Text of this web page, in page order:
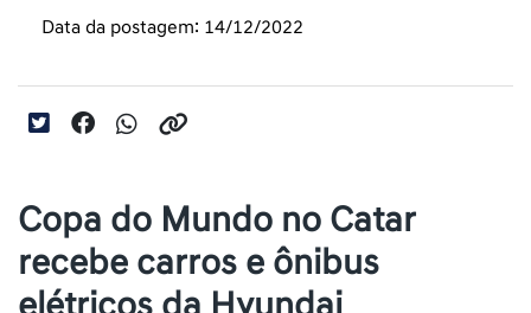
Data da postagem: 14/12/2022
Copa do Mundo no Catar
recebe carros e ônibus